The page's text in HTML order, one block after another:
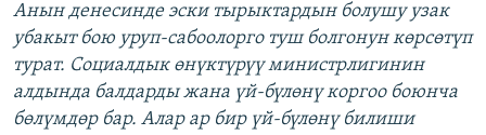
Анын денесинде эски тырыктардын болушу узак
убакыт бою уруп-сабоолорго туш болгонун көрсөтүп
турат. Социалдык өнүктүрүү министрлигинин
алдында балдарды жана үй-бүлөнү коргоо боюнча
бөлүмдөр бар. Алар ар бир үй-бүлөнү билиши